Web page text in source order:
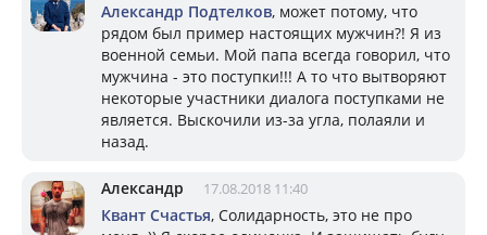
Александр Подтелков, может потому, что
рядом был пример настоящих мужчин?! Я из
военной семьи. Мой папа всегда говорил, что
мужчина - это поступки!!! А то что вытворяют
некоторые участники диалога поступками не
является. Выскочили из-за угла, полаяли и
назад.
Александр 17.08.2018 11:40
Квант Счастья, Солидарность, это не про